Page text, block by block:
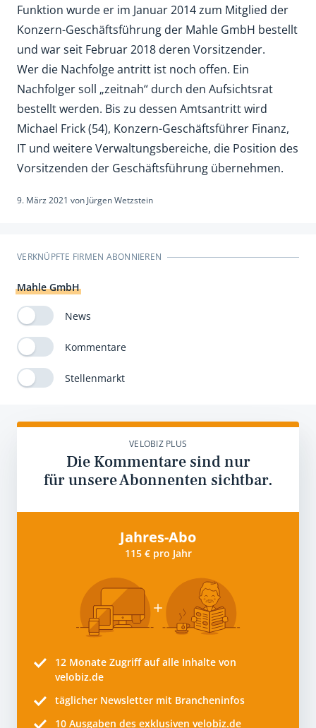
Funktion wurde er im Januar 2014 zum Mitglied der
Konzern-Geschäftsführung der Mahle GmbH bestellt
und war seit Februar 2018 deren Vorsitzender.
Wer die Nachfolge antritt ist noch offen. Ein
Nachfolger soll „zeitnah“ durch den Aufsichtsrat
bestellt werden. Bis zu dessen Amtsantritt wird
Michael Frick (54), Konzern-Geschäftsführer Finanz,
IT und weitere Verwaltungsbereiche, die Position des
Vorsitzenden der Geschäftsführung übernehmen.
9. März 2021 von Jürgen Wetzstein
VERKNÜPFTE FIRMEN ABONNIEREN
Mahle GmbH
News
Kommentare
Stellenmarkt
VELOBIZ PLUS
Die Kommentare sind nur
für unsere Abonnenten sichtbar.
Jahres-Abo
115 € pro Jahr
12 Monate Zugriff auf alle Inhalte von
velobiz.de
täglicher Newsletter mit Brancheninfos
10 Ausgaben des exklusiven velobiz.de